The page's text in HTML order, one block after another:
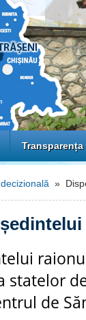
»
statelor
de